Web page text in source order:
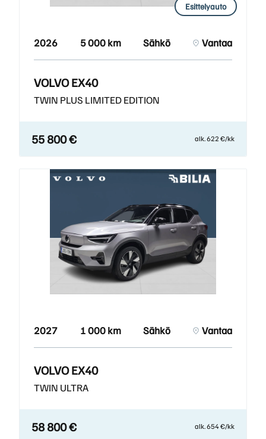
Esittelyauto
2026 5 000 km Sähkö Vantaa
VOLVO EX40
TWIN PLUS LIMITED EDITION
55 800 € alk. 622 €/kk
2027 1 000 km Sähkö Vantaa
VOLVO EX40
TWIN ULTRA
58 800 € alk. 654 €/kk